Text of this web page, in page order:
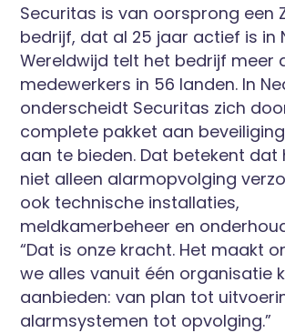
Securitas is van oorsprong een
bedrijf, dat al 25 jaar actief is in
Wereldwijd telt het bedrijf meer
medewerkers in 56 landen. In
onderscheidt Securitas zich
complete pakket aan
aan te bieden. Dat betekent dat
niet alleen alarmopvolging
ook technische installaties,
meldkamerbeheer en
“Dat is onze kracht. Het maakt
we alles vanuit één organisatie
aanbieden: van plan tot
alarmsystemen tot opvolging.”